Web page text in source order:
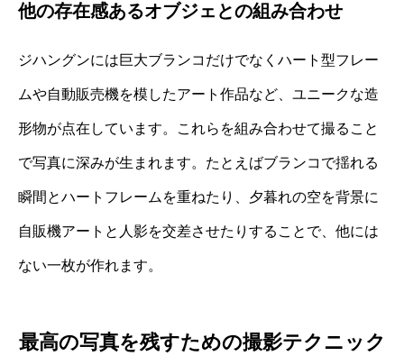
他の存在感あるオブジェとの組み合わせ
ジハングンには巨大ブランコだけでなくハート型フレー
ムや自動販売機を模したアート作品など、ユニークな造
形物が点在しています。これらを組み合わせて撮ること
で写真に深みが生まれます。たとえばブランコで揺れる
瞬間とハートフレームを重ねたり、夕暮れの空を背景に
自販機アートと人影を交差させたりすることで、他には
ない一枚が作れます。
最高の写真を残すための撮影テクニック